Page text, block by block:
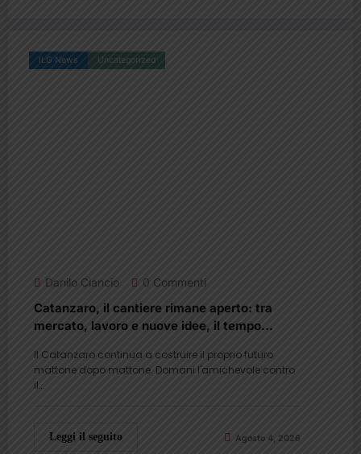
ILG News Uncategorized
Danilo Ciancio 0 Commenti
Catanzaro, il cantiere rimane aperto: tra
mercato, lavoro e nuove idee, il tempo
Il Catanzaro continua a costruire il proprio futuro
mattone dopo mattone. Domani l'amichevole contro
il…
Leggi il seguito Agosto 4, 2026